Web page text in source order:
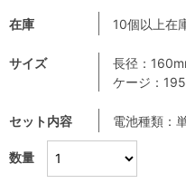
数量
在庫 10個以上在
サイズ
長径：
ケージ：
セット内容 電池種類：